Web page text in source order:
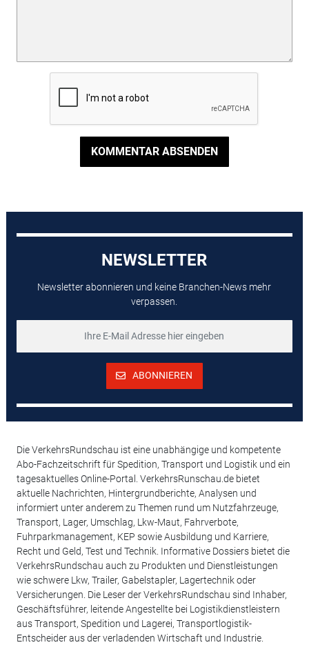
KOMMENTAR ABSENDEN
NEWSLETTER
Newsletter abonnieren und keine Branchen-News mehr
verpassen.
ABONNIEREN
Die VerkehrsRundschau ist eine unabhängige und kompetente
Abo-Fachzeitschrift für Spedition, Transport und Logistik und ein
tagesaktuelles Online-Portal. VerkehrsRunschau.de bietet
aktuelle Nachrichten, Hintergrundberichte, Analysen und
informiert unter anderem zu Themen rund um Nutzfahrzeuge,
Transport, Lager, Umschlag, Lkw-Maut, Fahrverbote,
Fuhrparkmanagement, KEP sowie Ausbildung und Karriere,
Recht und Geld, Test und Technik. Informative Dossiers bietet die
VerkehrsRundschau auch zu Produkten und Dienstleistungen
wie schwere Lkw, Trailer, Gabelstapler, Lagertechnik oder
Versicherungen. Die Leser der VerkehrsRundschau sind Inhaber,
Geschäftsführer, leitende Angestellte bei Logistikdienstleistern
aus Transport, Spedition und Lagerei, Transportlogistik-
Entscheider aus der verladenden Wirtschaft und Industrie.